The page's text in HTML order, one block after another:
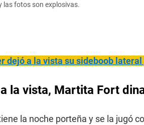
las fotos son explosivas.
dejó a la vista su sideboob lateral
la vista, Martita Fort
la noche porteña y se la jugó